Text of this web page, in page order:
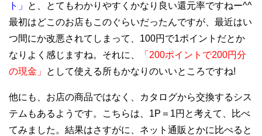
ト」
と、とてもわかりやすくかなり良い還元率ですねー^^
最初はどこのお店もこのぐらいだったんですが、最近はい
つ間にか改悪されてしまって、100円で1ポイントだとか
なりよく感じますね。それに、
「200ポイントで200円分
の現金」
として使える所もかなりのいいところですね!
他にも、お店の商品ではなく、カタログから交換するシス
テムもあるようです。こちらは、1P＝1円と考えて、比べ
てみました。結果はさすがに、ネット通販とかに比べると